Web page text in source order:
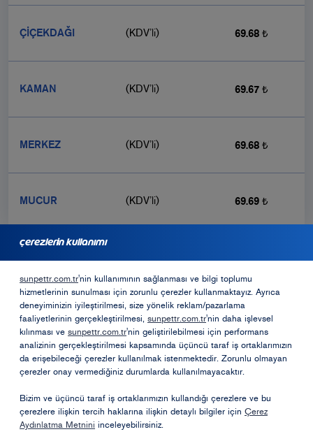
çerezlerin kullanımı
sunpettr.com.tr'nin kullanımının sağlanması ve bilgi toplumu
hizmetlerinin sunulması için zorunlu çerezler kullanmaktayız. Ayrıca
deneyiminizin iyileştirilmesi, size yönelik reklam/pazarlama
faaliyetlerinin gerçekleştirilmesi, sunpettr.com.tr'nin daha işlevsel
kılınması ve sunpettr.com.tr'nin geliştirilebilmesi için performans
analizinin gerçekleştirilmesi kapsamında üçüncü taraf iş ortaklarımızın
da erişebileceği çerezler kullanılmak istenmektedir. Zorunlu olmayan
çerezler onay vermediğiniz durumlarda kullanılmayacaktır.
Bizim ve üçüncü taraf iş ortaklarımızın kullandığı çerezlere ve bu
çerezlere ilişkin tercih haklarına ilişkin detaylı bilgiler için Çerez
Aydınlatma Metnini inceleyebilirsiniz.
ÇİÇEKDAĞI (KDV’li) 69.68 ₺
KAMAN (KDV’li) 69.67 ₺
MERKEZ (KDV’li) 69.68 ₺
MUCUR (KDV’li) 69.69 ₺
Bayilik Formu
Opet Sosyal Sorumluk Projeleri